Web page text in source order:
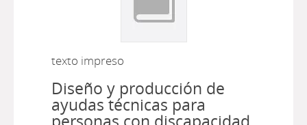
texto impreso
Diseño y producción de
ayudas técnicas para